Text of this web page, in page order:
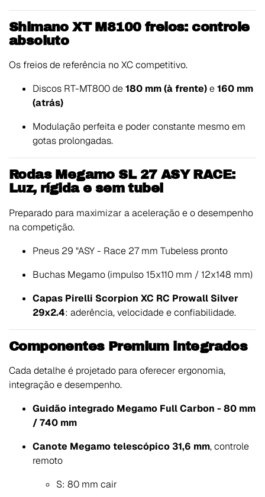
Shimano XT M8100 freios: controle
absoluto
Os freios de referência no XC competitivo.
Discos RT-MT800 de180 mm (à frente)e160 mm
(atrás)
Modulação perfeita e poder constante mesmo em
gotas prolongadas.
Rodas Megamo SL 27 ASY RACE:
Luz, rígida e sem tubel
Preparado para maximizar a aceleração e o desempenho
na competição.
Pneus 29 "ASY - Race 27 mm Tubeless pronto
Buchas Megamo (impulso 15x110 mm / 12x148 mm)
Capas Pirelli Scorpion XC RC Prowall Silver
29x2.4: aderência, velocidade e confiabilidade.
Componentes Premium integrados
Cada detalhe é projetado para oferecer ergonomia,
integração e desempenho.
Guidão integrado Megamo Full Carbon - 80 mm
/ 740 mm
Canote Megamo telescópico 31,6 mm, controle
remoto
S: 80 mm cair